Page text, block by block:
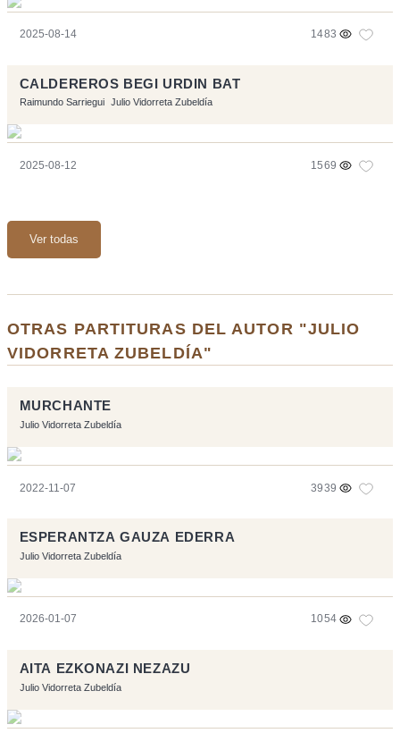
2025-08-14 1483
CALDEREROS BEGI URDIN BAT
Raimundo Sarriegui Julio Vidorreta Zubeldía
2025-08-12 1569
Ver todas
OTRAS PARTITURAS DEL AUTOR "JULIO
VIDORRETA ZUBELDÍA"
MURCHANTE
Julio Vidorreta Zubeldía
2022-11-07 3939
ESPERANTZA GAUZA EDERRA
Julio Vidorreta Zubeldía
2026-01-07 1054
AITA EZKONAZI NEZAZU
Julio Vidorreta Zubeldía